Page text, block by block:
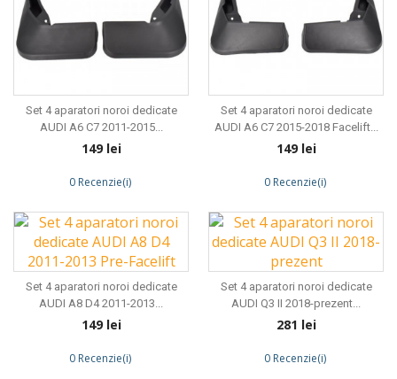
Set 4 aparatori noroi dedicate
AUDI A6 C7 2011-2015...
Preț
149 lei
0 Recenzie(i)
Set 4 aparatori noroi dedicate
AUDI A6 C7 2015-2018 Facelift...
Preț
149 lei
0 Recenzie(i)
Set 4 aparatori noroi dedicate
AUDI A8 D4 2011-2013...
Preț
149 lei
0 Recenzie(i)
Set 4 aparatori noroi dedicate
AUDI Q3 II 2018-prezent...
Preț
281 lei
0 Recenzie(i)